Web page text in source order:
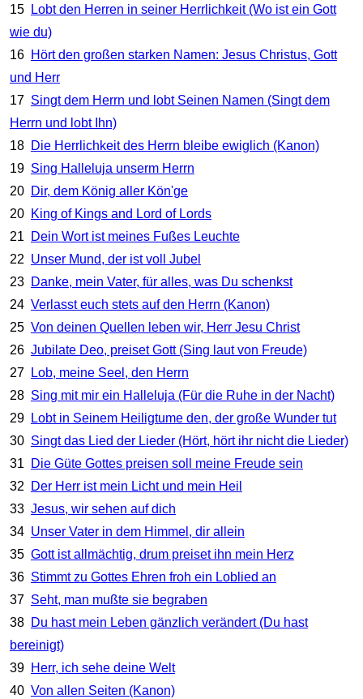
15
Lobt den Herren in seiner Herrlichkeit (Wo ist ein Gott
wie du)
16 Hört den großen starken Namen: Jesus Christus, Gott
und Herr
17 Singt dem Herrn und lobt Seinen Namen (Singt dem
Herrn und lobt Ihn)
18 Die Herrlichkeit des Herrn bleibe ewiglich (Kanon)
19 Sing Halleluja unserm Herrn
20 Dir, dem König aller Kön'ge
20 King of Kings and Lord of Lords
21
Dein Wort ist meines Fußes Leuchte
22 Unser Mund, der ist voll Jubel
23 Danke, mein Vater, für alles, was Du schenkst
24 Verlasst euch stets auf den Herrn (Kanon)
25 Von deinen Quellen leben wir, Herr Jesu Christ
26 Jubilate Deo, preiset Gott (Sing laut von Freude)
27
Lob, meine Seel, den Herrn
28 Sing mit mir ein Halleluja (Für die Ruhe in der Nacht)
29
Lobt in Seinem Heiligtume den, der große Wunder tut
30 Singt das Lied der Lieder (Hört, hört ihr nicht die Lieder)
31
Die Güte Gottes preisen soll meine Freude sein
32
Der Herr ist mein Licht und mein Heil
33 Jesus, wir sehen auf dich
34 Unser Vater in dem Himmel, dir allein
35 Gott ist allmächtig, drum preiset ihn mein Herz
36 Stimmt zu Gottes Ehren froh ein Loblied an
37 Seht, man mußte sie begraben
38 Du hast mein Leben gänzlich verändert (Du hast
bereinigt)
39 Herr, ich sehe deine Welt
40 Von allen Seiten (Kanon)